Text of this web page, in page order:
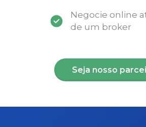
Negocie online
de um broker
Seja nosso